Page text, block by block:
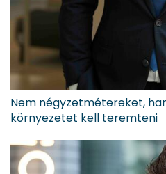
Nem négyzetmétereket,
környezetet kell teremteni